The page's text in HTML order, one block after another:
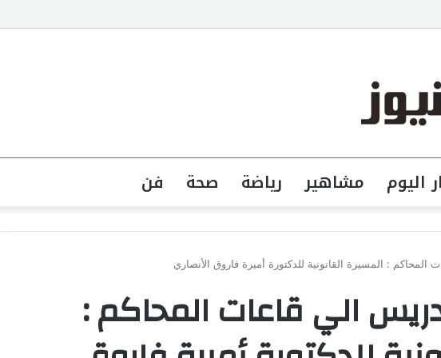
من 85 عامًا من الخبرة والريادة في صناعة وتجارة الموازين
اليوم مشاهير رياضة صحة فن
: المسيرة القانونية للدكتورة أميرة فاروق الأنصاري
الي قاعات المحاكم :